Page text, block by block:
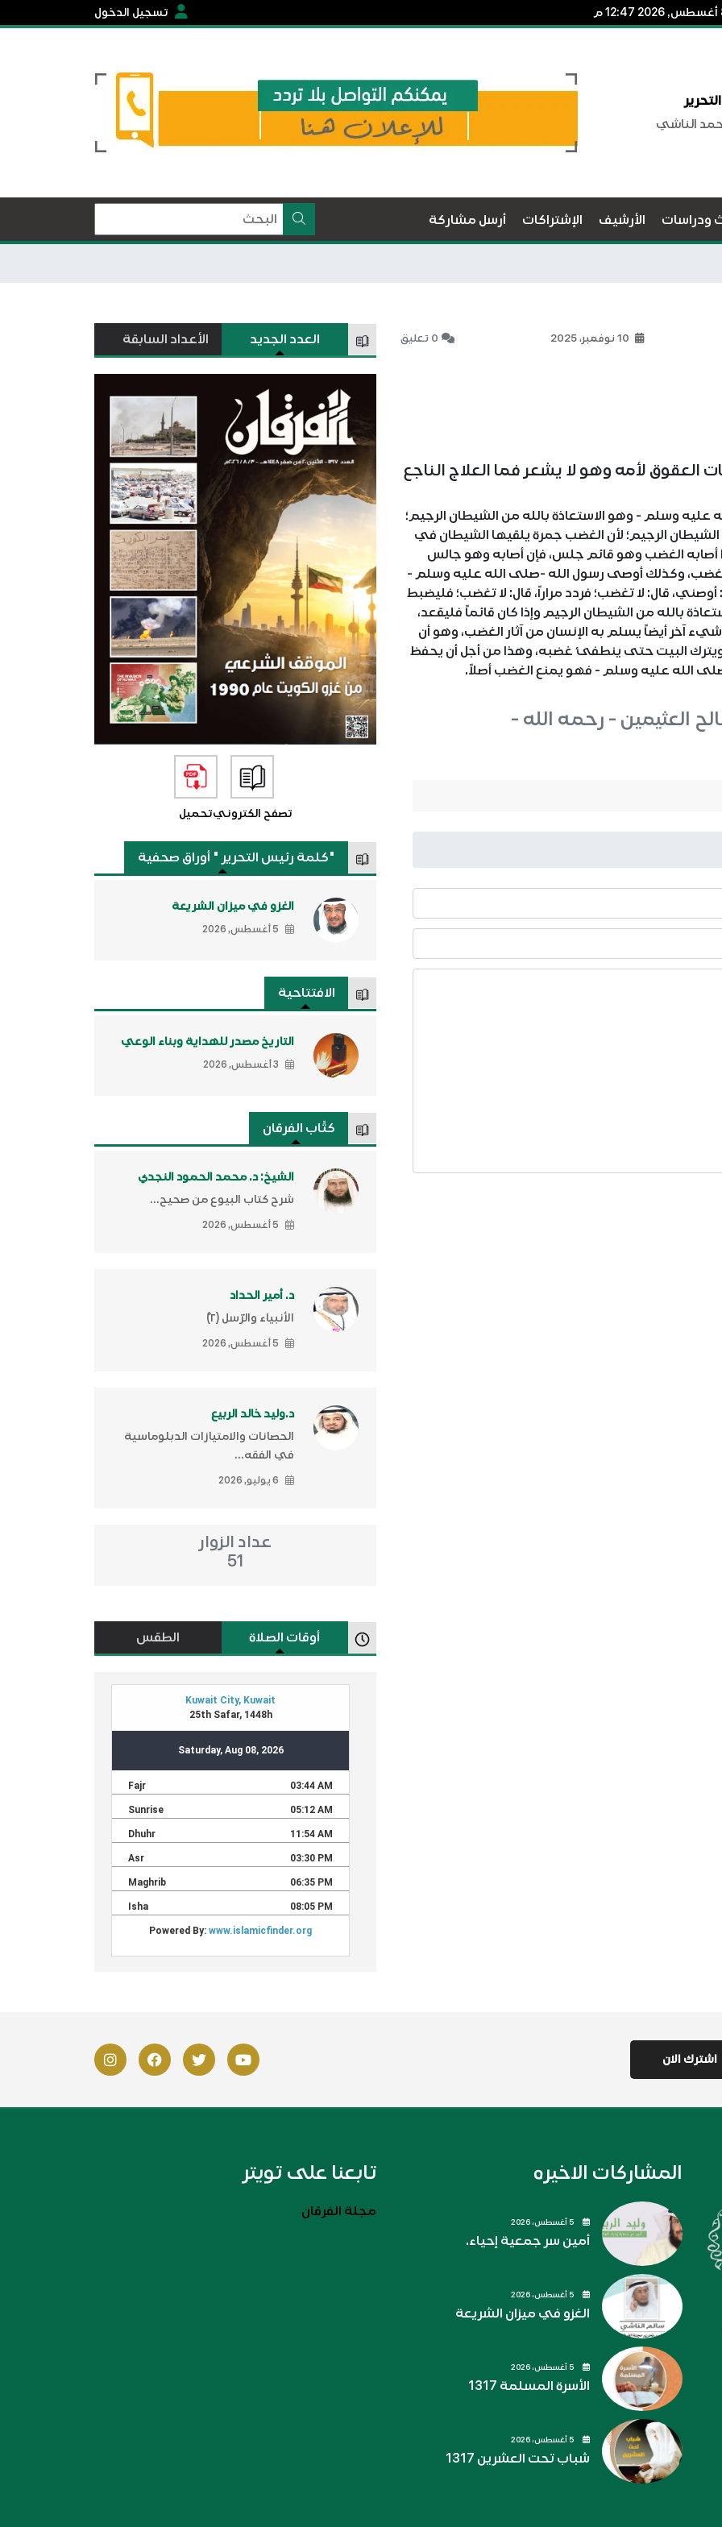
تسجيل الدخول
الناشي
ودراسات الأرشيف الإشتراكات أرسل مشاركة
0 تعليق
لأمه وهو لا يشعر فما العلاج الناجع
عليه وسلم - وهو الاستعاذة بالله من الشيطان الرجيم؛
الرجيم؛ لأن الغضب جمرة يلقيها الشيطان في
أصابه الغضب وهو قائم جلس، فإن أصابه وهو جالس
وكذلك أوصى رسول الله -صلى الله عليه وسلم -
أوصني، قال: لا تغضب؛ فردد مراراً، قال: لا تغضب؛ فليضبط
بالله من الشيطان الرجيم وإذا كان قائماً فليقعد،
آخر أيضاً يسلم به الإنسان من آثار الغضب، وهو أن
ويترك البيت حتى ينطفئ غضبه، وهذا من أجل أن يحفظ
الله عليه وسلم - فهو يمنع الغضب أصلاً.
العثيمين - رحمه الله -
العدد الجديد الأعداد السابقة
تصفح الكترونيتحميل
"كلمة رئيس التحرير " أوراق صحفية
الغزو في ميزان الشريعة
5 أغسطس, 2026
الافتتاحية
التاريخ مصدر للهداية وبناء الوعي
3 أغسطس, 2026
كتَّاب الفرقان
الشيخ: د. محمد الحمود النجدي
شرح كتاب البيوع من صحيح...
5 أغسطس, 2026
د. أمير الحداد
الأنبياء والرّسل (٢)ّ
5 أغسطس, 2026
د.وليد خالد الربيع
الحصانات والامتيازات الدبلوماسية
في الفقه...
6 يوليو, 2026
عداد الزوار
51
أوقات الصلاة الطقس
المشاركات الاخيره
أمين سر جمعية إحياء.
الغزو في ميزان الشريعة
الأسرة المسلمة 1317
شباب تحت العشرين 1317
تابعنا على تويتر
مجلة الفرقان